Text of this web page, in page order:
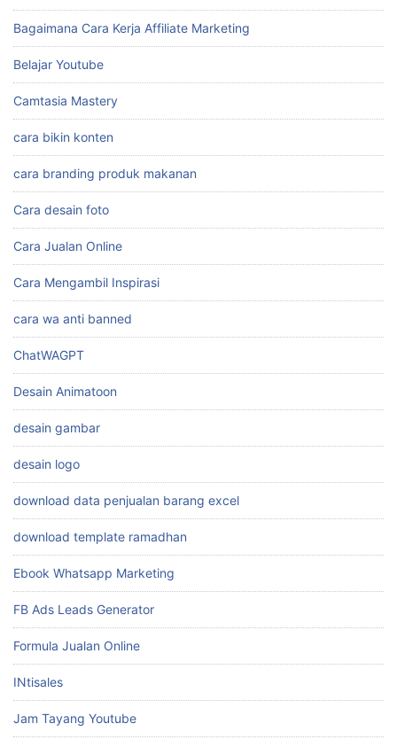
Bagaimana Cara Kerja Affiliate Marketing
Belajar Youtube
Camtasia Mastery
cara bikin konten
cara branding produk makanan
Cara desain foto
Cara Jualan Online
Cara Mengambil Inspirasi
cara wa anti banned
ChatWAGPT
Desain Animatoon
desain gambar
desain logo
download data penjualan barang excel
download template ramadhan
Ebook Whatsapp Marketing
FB Ads Leads Generator
Formula Jualan Online
INtisales
Jam Tayang Youtube